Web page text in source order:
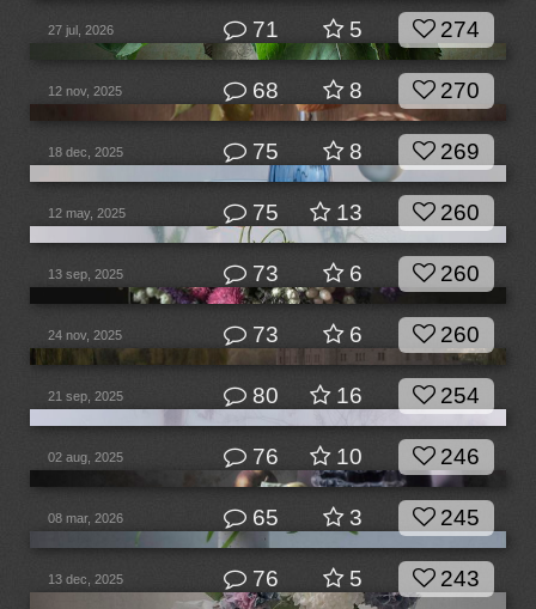
27 jul, 2026 71 5 274
12 nov, 2025 68 8 270
18 dec, 2025 75 8 269
12 may, 2025 75 13 260
13 sep, 2025 73 6 260
24 nov, 2025 73 6 260
21 sep, 2025 80 16 254
02 aug, 2025 76 10 246
08 mar, 2026 65 3 245
13 dec, 2025 76 5 243